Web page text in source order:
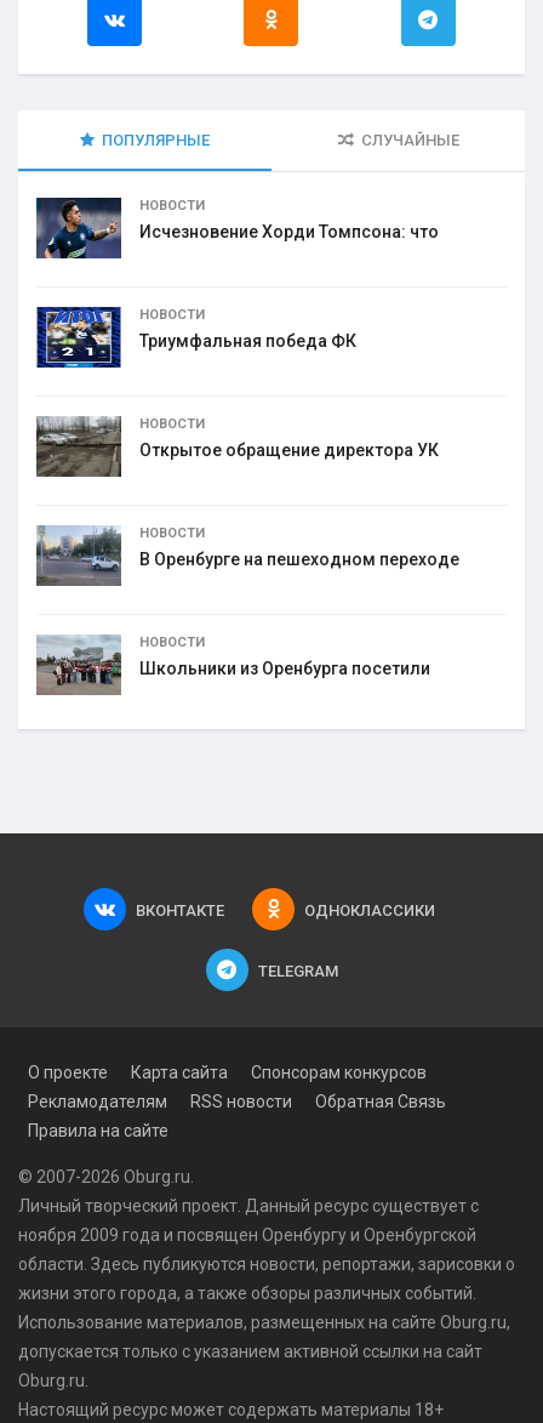
ПОПУЛЯРНЫЕ СЛУЧАЙНЫЕ
НОВОСТИ
Исчезновение Хорди Томпсона: что
НОВОСТИ
Триумфальная победа ФК
НОВОСТИ
Открытое обращение директора УК
НОВОСТИ
В Оренбурге на пешеходном переходе
НОВОСТИ
Школьники из Оренбурга посетили
ВКОНТАКТЕ ОДНОКЛАССИКИ
TELEGRAM
О проекте Карта сайта
Спонсорам конкурсов
Рекламодателям
RSS новости
Обратная Связь
Правила на сайте
© 2007-2026 Oburg.ru.
Личный творческий проект. Данный ресурс существует с
ноября 2009 года и посвящен Оренбургу и Оренбургской
области. Здесь публикуются новости, репортажи, зарисовки о
жизни этого города, а также обзоры различных событий.
Использование материалов, размещенных на сайте Oburg.ru,
допускается только с указанием активной ссылки на сайт
Oburg.ru.
Настоящий ресурс может содержать материалы 18+